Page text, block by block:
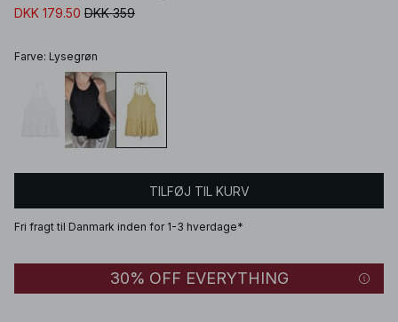
DKK 179.50 DKK 359
Farve: Lysegrøn
TILFØJ TIL KURV
Fri fragt til Danmark inden for 1-3 hverdage*
30% OFF EVERYTHING